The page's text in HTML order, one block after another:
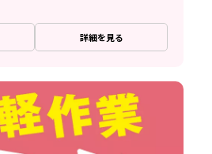
詳細を見る